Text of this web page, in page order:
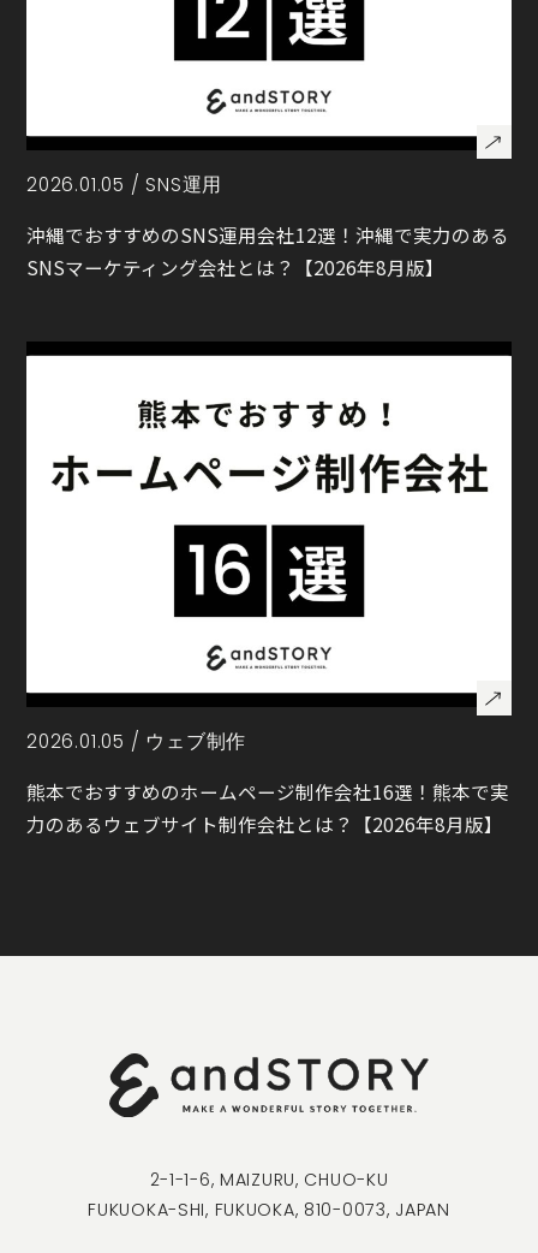
2026.01.05 / SNS運用
沖縄でおすすめのSNS運用会社12選！沖縄で実力のある
SNSマーケティング会社とは？【2026年8月版】
2026.01.05 / ウェブ制作
熊本でおすすめのホームページ制作会社16選！熊本で実
力のあるウェブサイト制作会社とは？【2026年8月版】
2-1-1-6, MAIZURU, CHUO-KU
FUKUOKA-SHI, FUKUOKA, 810-0073, JAPAN